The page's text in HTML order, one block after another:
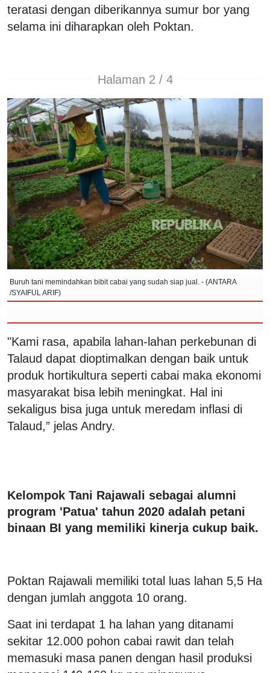
teratasi dengan diberikannya sumur bor yang
selama ini diharapkan oleh Poktan.
Halaman 2 / 4
Buruh tani memindahkan bibit cabai yang sudah siap jual. - (ANTARA
/SYAIFUL ARIF)
"Kami rasa, apabila lahan-lahan perkebunan di
Talaud dapat dioptimalkan dengan baik untuk
produk hortikultura seperti cabai maka ekonomi
masyarakat bisa lebih meningkat. Hal ini
sekaligus bisa juga untuk meredam inflasi di
Talaud,” jelas Andry.
Kelompok Tani Rajawali sebagai alumni
program 'Patua' tahun 2020 adalah petani
binaan BI yang memiliki kinerja cukup baik.
Poktan Rajawali memiliki total luas lahan 5,5 Ha
dengan jumlah anggota 10 orang.
Saat ini terdapat 1 ha lahan yang ditanami
sekitar 12.000 pohon cabai rawit dan telah
memasuki masa panen dengan hasil produksi